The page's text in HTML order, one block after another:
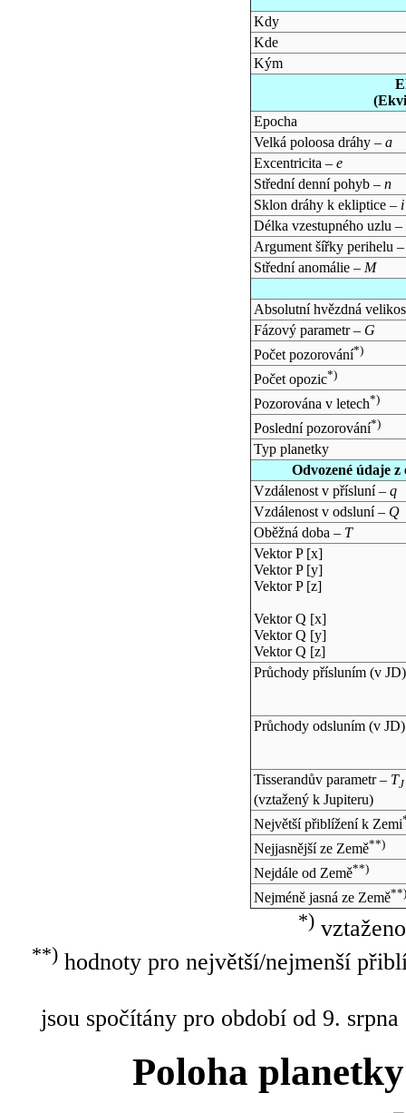
Kdy
Kde
Kým
Epocha
Velká poloosa dráhy – a
Excentricita – e
Střední denní pohyb – n
Sklon dráhy k ekliptice – i
Délka vzestupného uzlu –
Argument šířky perihelu
Střední anomálie – M
Absolutní hvězdná
Fázový parametr – G
Počet pozorování*)
Počet opozic*)
Pozorována v letech*)
Poslední pozorování*)
Typ planetky
Odvozené údaje
Vzdálenost v přísluní – q
Vzdálenost v odsluní – Q
Oběžná doba – T
Vektor P [x]
Vektor P [y]
Vektor P [z]
Vektor Q [x]
Vektor Q [y]
Vektor Q [z]
Průchody přísluním (v JD)
Průchody odsluním (v JD)
Tisserandův parametr – TJ
(vztažený k Jupiteru)
Největší přiblížení k Zemi
Nejjasnější ze Země**)
Nejdále od Země**)
Nejméně jasná ze Země**)
*)
**)hodnoty pro největší/nejmenší
jsou spočítány pro období od 9.
Poloha